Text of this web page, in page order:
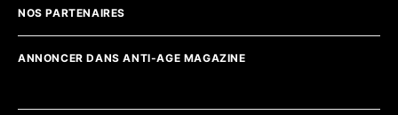
NOS PARTENAIRES
ANNONCER DANS ANTI-AGE MAGAZINE